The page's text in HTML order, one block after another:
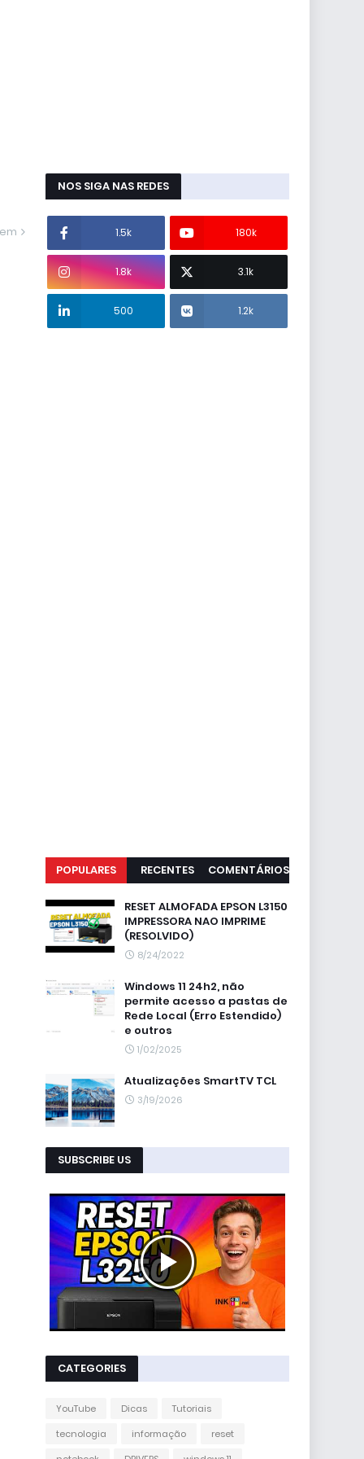
NOS SIGA NAS REDES
1.5k 180k
1.8k 3.1k
500 1.2k
POPULARES RECENTES COMENTÁRIOS
RESET ALMOFADA EPSON L3150
IMPRESSORA NAO IMPRIME
(RESOLVIDO)
8/24/2022
Windows 11 24h2, não
permite acesso a pastas de
Rede Local (Erro Estendido)
e outros
1/02/2025
Atualizações SmartTV TCL
3/19/2026
SUBSCRIBE US
CATEGORIES
YouTube Dicas
Tutoriais
tecnologia
informação
reset